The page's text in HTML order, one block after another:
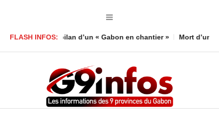
FLASH INFOS:
le bilan d’un « Gabon en chantier » Mort d’un enfant à